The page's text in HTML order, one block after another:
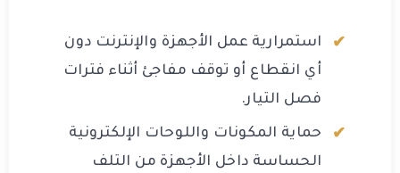
استمرارية عمل الأجهزة والإنترنت دون
أي انقطاع أو توقف مفاجئ أثناء فترات
فصل التيار.
حماية المكونات واللوحات الإلكترونية
الحساسة داخل الأجهزة من التلف